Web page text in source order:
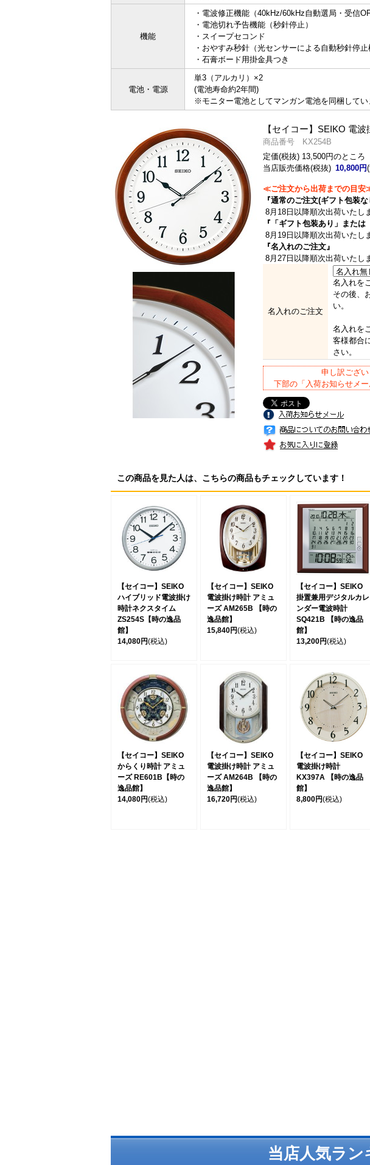
機能
・電波修正機能（40kHz/60kHz自動選局・受信
・電池切れ予告機能（秒針停止）
・スイープセコンド
・おやすみ秒針（光センサーによる自動秒針停止
・石膏ボード用掛金具つき
電池・電源
単3（アルカリ）×2
(電池寿命約2年間)
※モニター電池としてマンガン電池を同梱してい
【セイコー】SEIKO 電
商品番号 KX254B
定価(税抜) 13,500円のところ
当店販売価格(税抜) 10,800円
≪ご注文から出荷までの目
『通常のご注文(ギフト包装な
8月18日以降順次出荷いたし
『「ギフト包装あり」または
8月19日以降順次出荷いたし
『名入れのご注文』
8月27日以降順次出荷いたし
名入れのご注文
名入れを
その後、
い。
名入れを
客様都合
さい。
申し訳ござ
下部の「入荷お知らせメ
この商品を見た人は、こちらの商品もチェックしています！
【セイコー】SEIKO
ハイブリッド電波掛け
時計ネクスタイム
ZS254S【時の逸品
館】
14,080円(税込)
【セイコー】SEIKO
電波掛け時計 アミュ
ーズ AM265B 【時の
逸品館】
15,840円(税込)
【セイコー】SEIKO
掛置兼用デジタルカレ
ンダー電波時計
SQ421B 【時の逸品
館】
13,200円(税込)
【セイコー】SEIKO
からくり時計 アミュ
ーズ RE601B【時の
逸品館】
14,080円(税込)
【セイコー】SEIKO
電波掛け時計 アミュ
ーズ AM264B 【時の
逸品館】
16,720円(税込)
【セイコー】SEIKO
電波掛け時計
KX397A 【時の逸品
館】
8,800円(税込)
当店人気ラン